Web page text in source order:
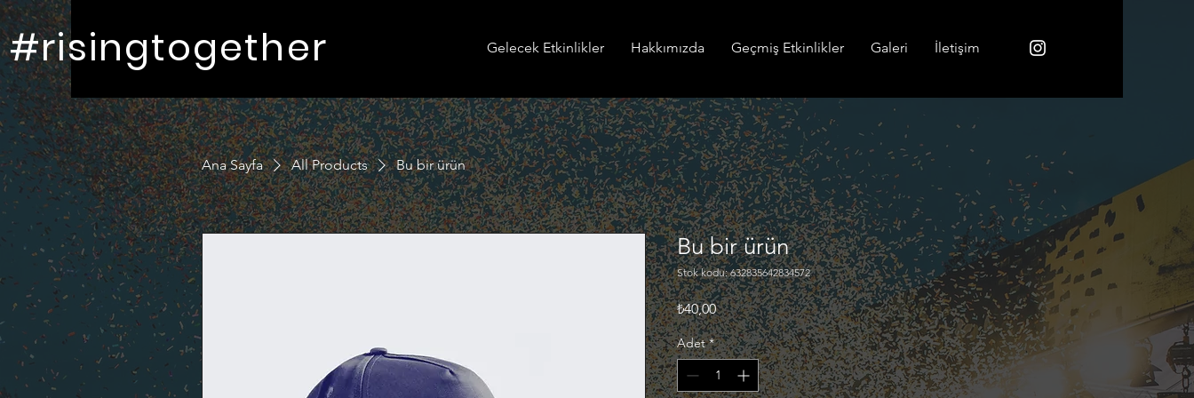
#risingtogether Gelecek Etkinlikler Hakkımızda Geçmiş Etkinlikler Galeri İletişim
Ana Sayfa All Products Bu bir ürün
Bu bir ürün
Stok kodu: 632835642834572
₺40,00Fiyat
Adet *